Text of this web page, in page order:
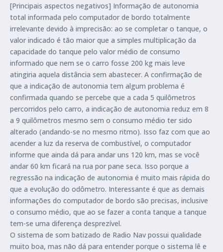
[Principais aspectos negativos] Informação de autonomia
total informada pelo computador de bordo totalmente
irrelevante devido à imprecisão: ao se completar o tanque, o
valor indicado é tão maior que a simples multiplicação da
capacidade do tanque pelo valor médio de consumo
informado que nem se o carro fosse 200 kg mais leve
atingiria aquela distância sem abastecer. A confirmação de
que a indicação de autonomia tem algum problema é
confirmada quando se percebe que a cada 5 quilômetros
percorridos pelo carro, a indicação de autonomia reduz em 8
a 9 quilômetros mesmo sem o consumo médio ter sido
alterado (andando-se no mesmo ritmo). Isso faz com que ao
acender a luz da reserva de combustível, o computador
informe que ainda dá para andar uns 120 km, mas se você
andar 60 km ficará na rua por pane seca. Isso porque a
regressão na indicação de autonomia é muito mais rápida do
que a evolução do odômetro. Interessante é que as demais
informações do computador de bordo são precisas, inclusive
o consumo médio, que ao se fazer a conta tanque a tanque
tem-se uma diferença desprezível.
O sistema de som batizado de Radio Nav possui qualidade
muito boa, mas não dá para entender porque o sistema lê e